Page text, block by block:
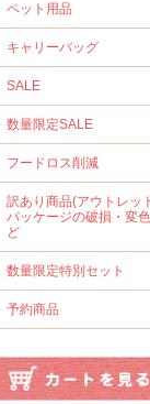
ペット用品
キャリーバッグ
SALE
数量限定SALE
フードロス削減
訳あり商品(アウトレッ
パッケージの破損・変
ど
数量限定特別セット
予約商品